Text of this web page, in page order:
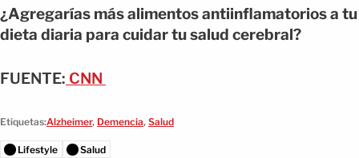
¿Agregarías más alimentos antiinflamatorios a tu
dieta diaria para cuidar tu salud cerebral?
FUENTE: CNN
Etiquetas:Alzheimer, Demencia, Salud
Lifestyle Salud